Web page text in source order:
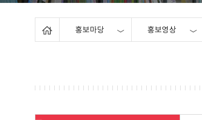
홍보마당 홍보영상